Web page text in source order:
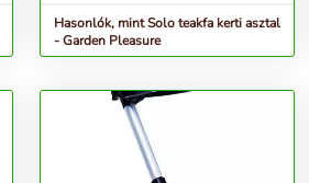
Hasonlók, mint Solo teakfa kerti asztal
- Garden Pleasure